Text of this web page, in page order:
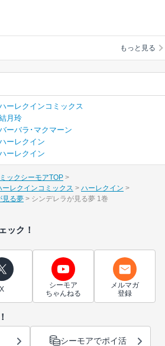
もっと見る
ーレクインコミックス
月玲
ーバラ･マクマーン
ーレクイン
ーレクイン
ックシーモアTOP
ーレクインコミックス
ハーレクイン
見る夢 シンデレラが見る夢 1巻
ック！
X
シーモア
ちゃんねる
メルマガ
登録
シーモアでポイ活